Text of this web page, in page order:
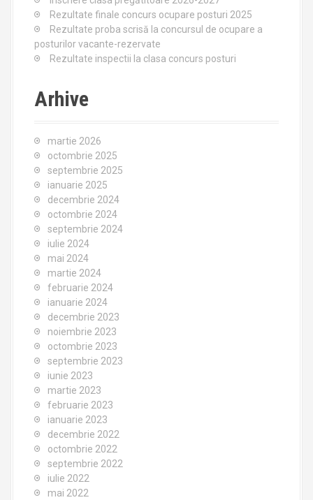
Rezultate finale concurs ocupare posturi 2025
Rezultate proba scrisă la concursul de ocupare a
posturilor vacante-rezervate
Rezultate inspectii la clasa concurs posturi
Arhive
martie 2026
octombrie 2025
septembrie 2025
ianuarie 2025
decembrie 2024
octombrie 2024
septembrie 2024
iulie 2024
mai 2024
martie 2024
februarie 2024
ianuarie 2024
decembrie 2023
noiembrie 2023
octombrie 2023
septembrie 2023
iunie 2023
martie 2023
februarie 2023
ianuarie 2023
decembrie 2022
octombrie 2022
septembrie 2022
iulie 2022
mai 2022